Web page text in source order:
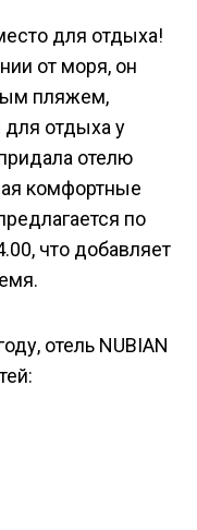
для отдыха!
от моря, он
пляжем,
отдыха у
отелю
комфортные
по
что добавляет
отель NUBIAN